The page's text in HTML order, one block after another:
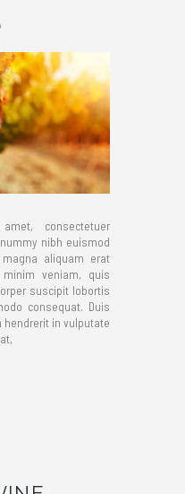
consectetuer
nibh euismod
aliquam erat
veniam, quis
suscipit lobortis
consequat. Duis
hendrerit in vulputate